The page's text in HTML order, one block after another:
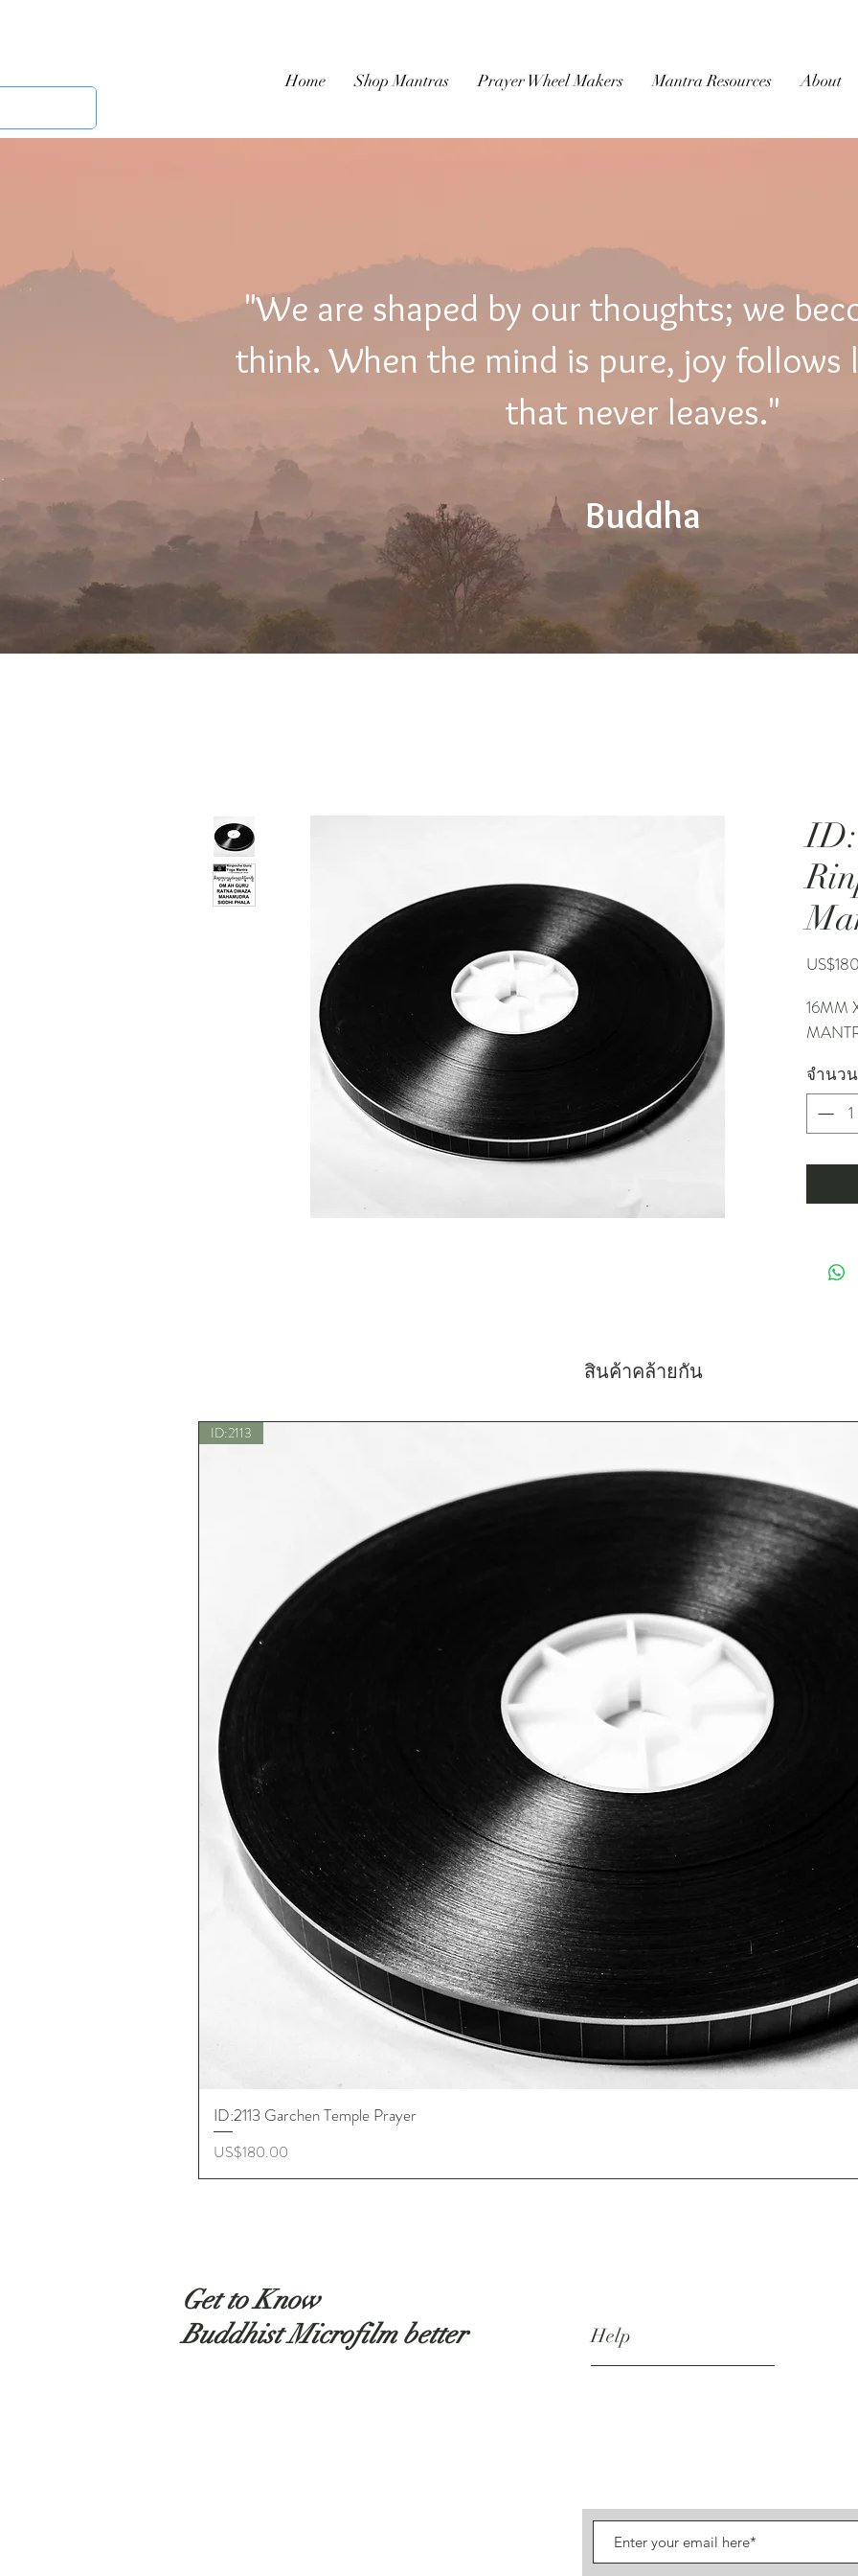
Home Shop Mantras Prayer Wheel Makers Mantra Resources About
"We are shaped by our thoughts; we
think. When the mind is pure, joy follows
that never leaves."
Buddha
ID:
16MM
จำนวน
สินค้าคล้ายกัน
ID:2113
ID:2113 Garchen Temple Prayer
ราคา
US$180.00
Get to Know
Buddhist Microfilm better
Help